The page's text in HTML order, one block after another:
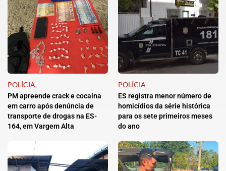
POLÍCIA
PM apreende crack e cocaína
em carro após denúncia de
transporte de drogas na ES-
164, em Vargem Alta
POLÍCIA
ES registra menor número de
homicídios da série histórica
para os sete primeiros meses
do ano